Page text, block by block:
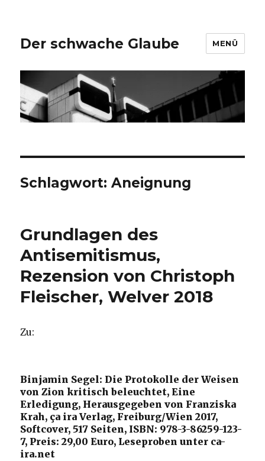
Der schwache Glaube MENÜ
Schlagwort:Aneignung
Grundlagen des
Antisemitismus,
Rezension von Christoph
Fleischer, Welver 2018
Zu:
Binjamin Segel: Die Protokolle der Weisen
von Zion kritisch beleuchtet, Eine
Erledigung, Herausgegeben von Franziska
Krah, ça ira Verlag, Freiburg/Wien 2017,
Softcover, 517 Seiten, ISBN: 978-3-86259-123-
7, Preis: 29,00 Euro, Leseproben unter ca-
ira.net